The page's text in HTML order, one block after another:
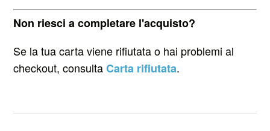
Non riesci a completare l'acquisto?
Se la tua carta viene rifiutata o hai problemi al
checkout, consultaCarta rifiutata.